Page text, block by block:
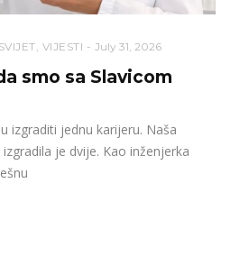
SVIJET, VIJESTI July 31, 2026
smo sa Slavicom
izgraditi jednu karijeru. Naša
je dvije. Kao inženjerka